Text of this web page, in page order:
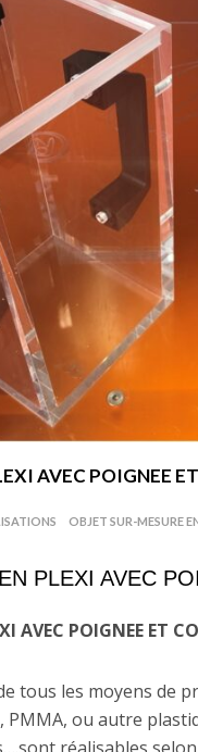
AVEC POIGNEE
OBJET SUR-MESURE
PLEXI AVEC
AVEC POIGNEE ET
tous les moyens de
PMMA, ou autre